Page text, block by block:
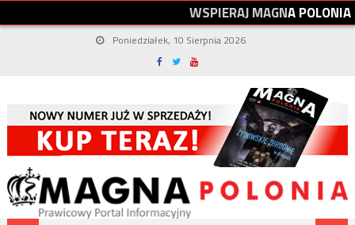
WSPIERAJMAGNAPOLONIA
Poniedziałek, 10 Sierpnia 2026